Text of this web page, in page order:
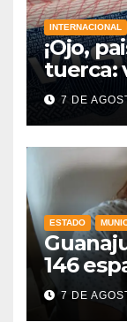
INTERNACIONAL
¡Ojo,
tuerca:
redes
y
7 DE
ESTADO
146
7 DE